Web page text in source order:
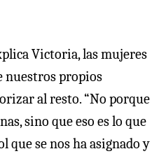
Victoria, las mujeres
nuestros propios
al resto. “No porque
sino que eso es lo que
que se nos ha asignado y